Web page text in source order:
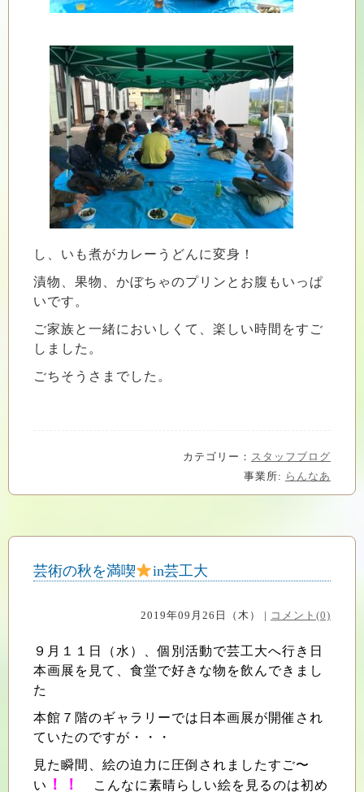
し、いも煮がカレーうどんに変身！
漬物、果物、かぼちゃのプリンとお腹もいっぱ
いです。
ご家族と一緒においしくて、楽しい時間をすご
しました。
ごちそうさまでした。
カテゴリー： スタッフブログ
事業所: らんなあ
芸術の秋を満喫 in芸工大
2019年09月26日（木） | コメント(0)
９月 １１日（水）、個別活動で芸工大へ行き日
本画展を見て、食堂で好きな物を飲んできまし
た
本館７階のギャラリーでは日本画展が開催され
ていたのですが・・・
見た瞬間、絵の迫力に圧倒されましたすご〜
い ！！ こんなに素晴らしい絵を見るのは初め